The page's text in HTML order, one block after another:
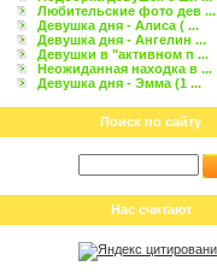
Любительские фото дев ...
Девушка дня - Алиса ( ...
Девушка дня - Ангелин ...
Девушки в "активном п ...
Неожиданная находка в ...
Девушка дня - Эмма (1 ...
Поиск по сайту
Нас считают